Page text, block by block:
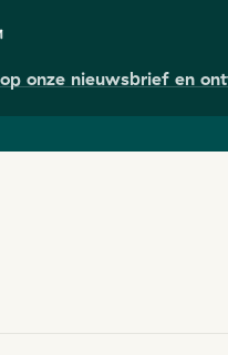
onze nieuwsbrief en